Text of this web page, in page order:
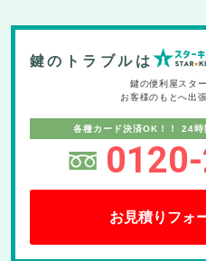
鍵のトラブルは
鍵の便利屋スタ
お客様のもとへ出
各種カード決済OK！！ 24時
お見積りフォ